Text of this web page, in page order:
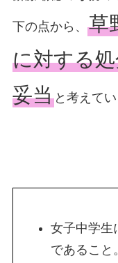
下の点から、 草
に対する
妥当と考えてい
女子中学生
であること。